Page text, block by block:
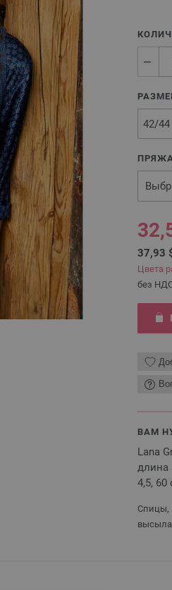
ПРЯЖА
37,93
Цвета
без
ВАМ
Lana
длина
4,5,
Спицы,